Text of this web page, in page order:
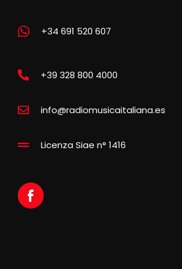
+34 691 520 607
+39 328 800 4000
info@radiomusicaitaliana.es
Licenza Siae n° 1416